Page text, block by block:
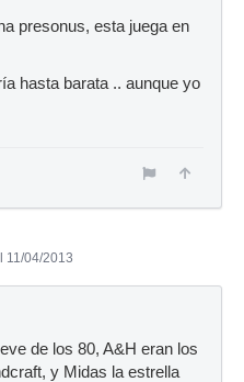
presonus, esta juega en
hasta barata .. aunque yo
11/04/2013
de los 80, A&H eran los
y Midas la estrella